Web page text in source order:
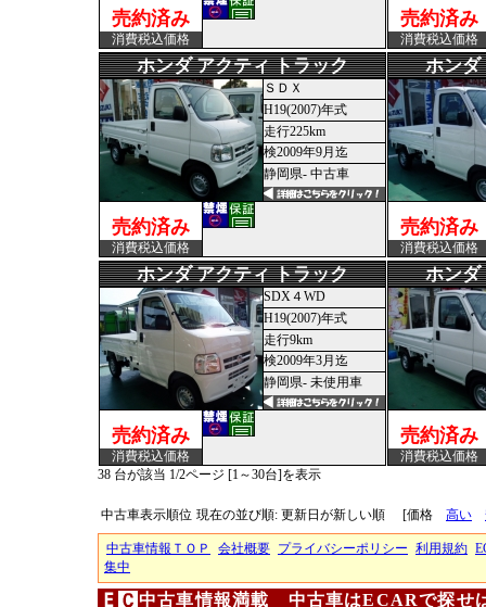
売約済み
消費税込価格
売約済み
消費税込価格
ホンダ アクティ トラック
ＳＤＸ
H19(2007)年式
走行225km
検2009年9月迄
静岡県- 中古車
売約済み
消費税込価格
ホンダ
売約済み
消費税込価格
ホンダ アクティ トラック
SDX４WD
H19(2007)年式
走行9km
検2009年3月迄
静岡県- 未使用車
売約済み
消費税込価格
ホンダ
売約済み
消費税込価格
38 台が該当 1/2ページ [1～30台]を表示
中古車表示順位 現在の並び順: 更新日が新しい順 [価格 高い
中古車情報ＴＯＰ 会社概要 プライバシーポリシー 利用規約
集中
中古車情報満載 中古車はECARで探せ